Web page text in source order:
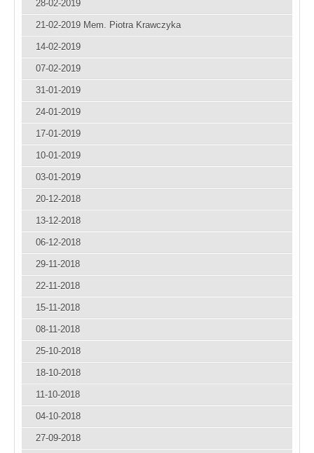
28-02-2019
21-02-2019 Mem. Piotra Krawczyka
14-02-2019
07-02-2019
31-01-2019
24-01-2019
17-01-2019
10-01-2019
03-01-2019
20-12-2018
13-12-2018
06-12-2018
29-11-2018
22-11-2018
15-11-2018
08-11-2018
25-10-2018
18-10-2018
11-10-2018
04-10-2018
27-09-2018